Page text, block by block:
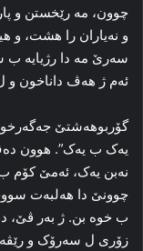
چوون، مه‌ رێخستن و
و نه‌یاران را هشت، و
سه‌رێ مه‌ دا رژیایه‌ ب
ئه‌م ژ هه‌ڤ داناخون و
گۆربوهەشتێ
یه‌ک ب یه‌ک”. هوون
نه‌بن یه‌ک، ئه‌مێ
چوونێ دا هه‌لبه‌ت
ب خوه‌ بن. ژ به‌ر ڤێ،
زۆری ل سه‌رۆک و